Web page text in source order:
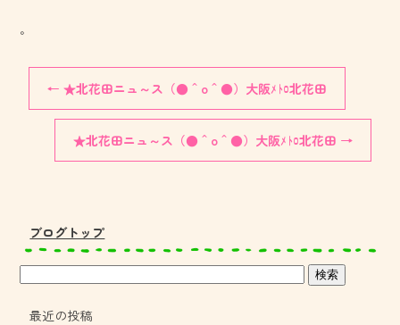
。
← ★北花田ニュ～ス（●＾o＾●）大阪ﾒﾄﾛ北花田
★北花田ニュ～ス（●＾o＾●）大阪ﾒﾄﾛ北花田 →
ブログトップ
最近の投稿